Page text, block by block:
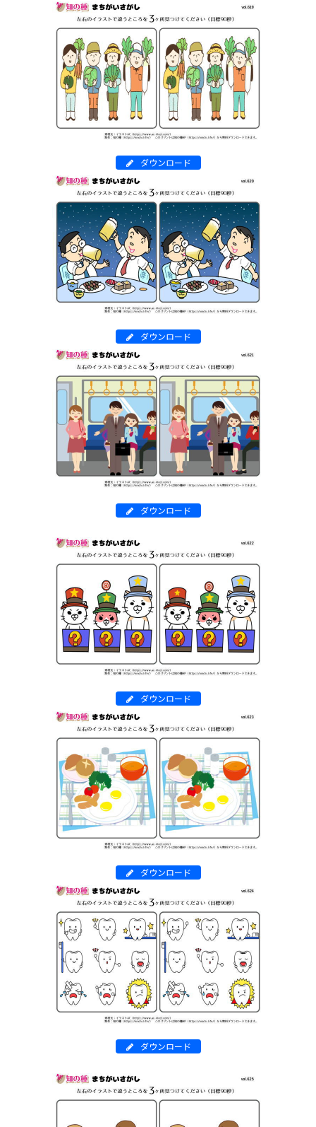
ダウンロード
ダウンロード
ダウンロード
ダウンロード
ダウンロード
ダウンロード